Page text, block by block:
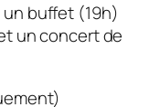
un buffet (19h)
un concert de